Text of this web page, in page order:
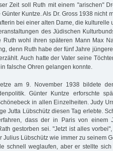
Zeit soll Ruth mit einem "arischen"
Kuntze. Als Dr. Gross 1938 nicht
bei einer alten Dame, die kulturelle
des Jüdischen
Ruth wohl ihren späteren Mann Max
denn Ruth habe der fünf Jahre
Auch hatte der Vater seine
falsche Ohren gelangen konnte.
am 9. November 1938 bildete
Günter Kuntze erforschte
in allen Einzelheiten. Judy
Jutta Lübschütz diesen Tag erlebte.
dass der in Paris von einem
gestorben sei. "Jetzt ist alles
Julius Lübschütz wie immer zu seinem
schnell weglaufen, aber er stellte